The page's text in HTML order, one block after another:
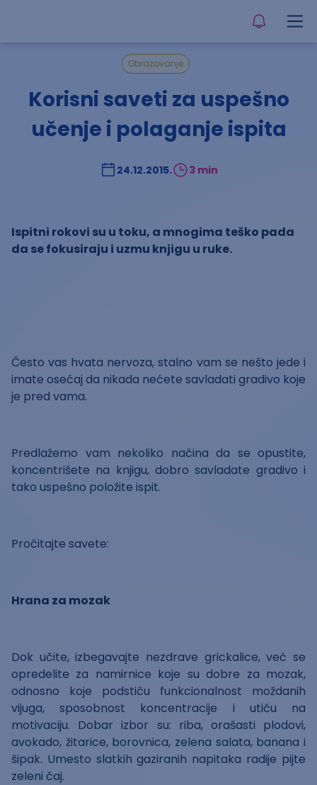
Obrazovanje
Korisni saveti za uspešno
učenje i polaganje ispita
24.12.2015. 3 min
Ispitni rokovi su u toku, a mnogima teško pada
da se fokusiraju i uzmu knjigu u ruke.
Često vas hvata nervoza, stalno vam se nešto jede i
imate osećaj da nikada nećete savladati gradivo koje
je pred vama.
Predlažemo vam nekoliko načina da se opustite,
koncentrišete na knjigu, dobro savladate gradivo i
tako uspešno položite ispit.
Pročitajte savete:
Hrana za mozak
Dok učite, izbegavajte nezdrave grickalice, već se
opredelite za namirnice koje su dobre za mozak,
odnosno koje podstiču funkcionalnost moždanih
vijuga, sposobnost koncentracije i utiču na
motivaciju. Dobar izbor su: riba, orašasti plodovi,
avokado, žitarice, borovnica, zelena salata, banana i
šipak. Umesto slatkih gaziranih napitaka radije pijte
zeleni čaj.